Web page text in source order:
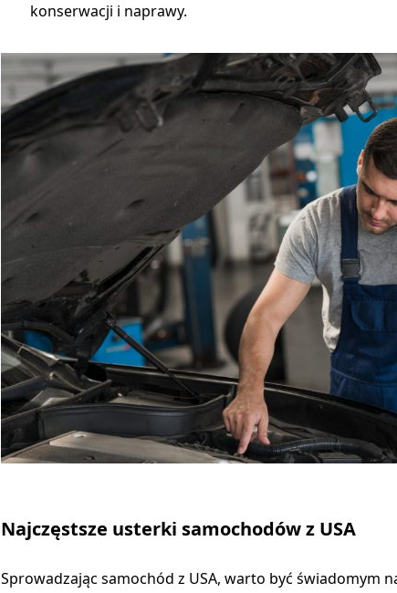
konserwacji i naprawy.
Najczęstsze usterki samochodów z USA
Sprowadzając samochód z USA, warto być świadomym